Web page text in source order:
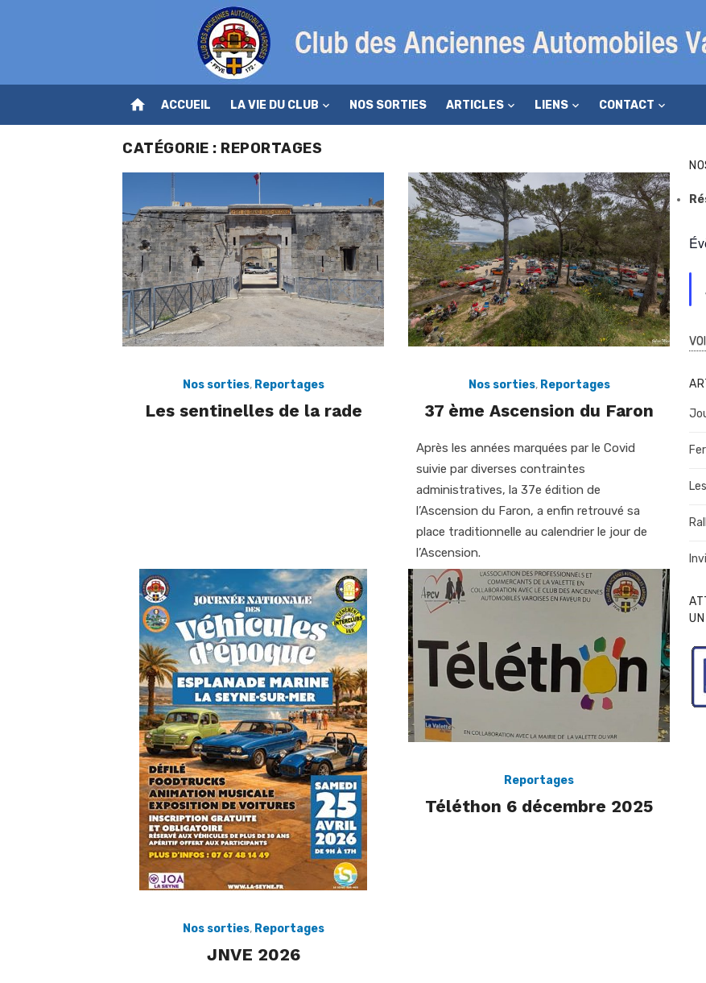
home ACCUEIL LA VIE DU CLUB NOS SORTIES ARTICLES LIENS CONTACT
CATÉGORIE : REPORTAGES
Nos sorties, Reportages
Les sentinelles de la rade
Nos sorties, Reportages
37 ème Ascension du Faron
Après les années marquées par le Covid
suivie par diverses contraintes
administratives, la 37e édition de
l’Ascension du Faron, a enfin retrouvé sa
place traditionnelle au calendrier le jour de
l’Ascension.
Nos sorties, Reportages
JNVE 2026
Reportages
Téléthon 6 décembre 2025